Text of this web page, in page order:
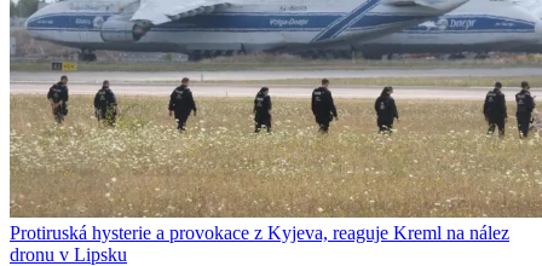
Protiruská hysterie a provokace z Kyjeva, reaguje Kreml na nález
dronu v Lipsku